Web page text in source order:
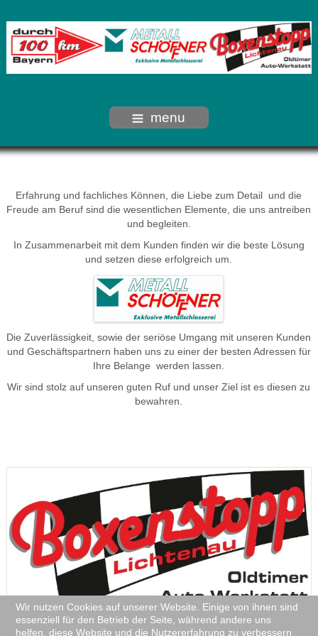
menu
Erfahrung und fachliches Können, die Liebe zum Detail und die
Freude am Beruf sind die wesentlichen Elemente, die uns antreiben
und begleiten.
In Zusammenarbeit mit dem Kunden finden wir die beste Lösung
und setzen diese erfolgreich um.
Die Zuverlässigkeit, sowie der seriöse Umgang mit unseren Kunden
und Geschäftspartnern haben uns zu einer der besten Adressen für
Ihre Belange werden lassen.
Wir sind stolz auf unseren guten Ruf und unser Ziel ist es diesen zu
bewahren.
Wir nutzen Cookies auf unserer Website. Einige von ihnen sind
essenziell für den Betrieb der Seite, während andere uns
helfen, diese Website und die Nutzererfahrung zu verbessern